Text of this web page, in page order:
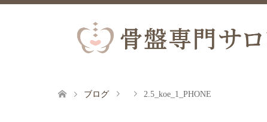
ブログ 2.5_koe_1_PHONE